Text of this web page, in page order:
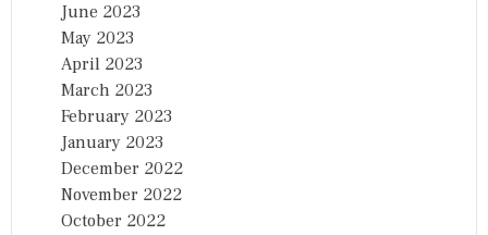
June 2023
May 2023
April 2023
March 2023
February 2023
January 2023
December 2022
November 2022
October 2022